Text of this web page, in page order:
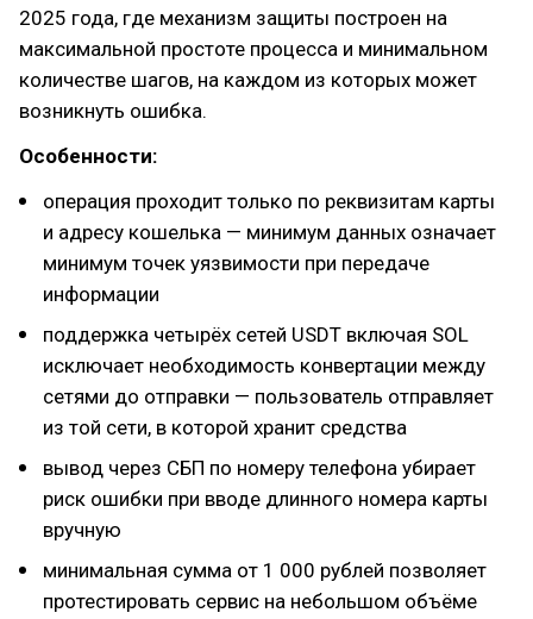
2025 года, где механизм защиты построен на
максимальной простоте процесса и минимальном
количестве шагов, на каждом из которых может
возникнуть ошибка.
Особенности:
операция проходит только по реквизитам карты
и адресу кошелька — минимум данных означает
минимум точек уязвимости при передаче
информации
поддержка четырёх сетей USDT включая SOL
исключает необходимость конвертации между
сетями до отправки — пользователь отправляет
из той сети, в которой хранит средства
вывод через СБП по номеру телефона убирает
риск ошибки при вводе длинного номера карты
вручную
минимальная сумма от 1 000 рублей позволяет
протестировать сервис на небольшом объёме